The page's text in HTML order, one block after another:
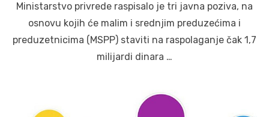
Ministarstvo privrede raspisalo je tri javna poziva, na
osnovu kojih će malim i srednjim preduzećima i
preduzetnicima (MSPP) staviti na raspolaganje čak 1,7
milijardi dinara …